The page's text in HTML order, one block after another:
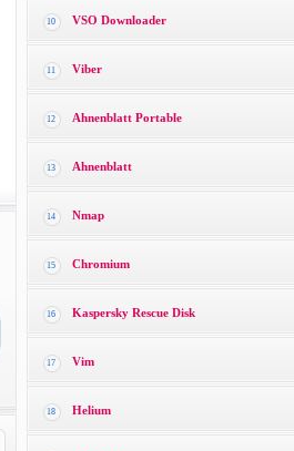
10 VSO Downloader
11 Viber
12 Ahnenblatt Portable
13 Ahnenblatt
14 Nmap
15 Chromium
16 Kaspersky Rescue Disk
17 Vim
18 Helium